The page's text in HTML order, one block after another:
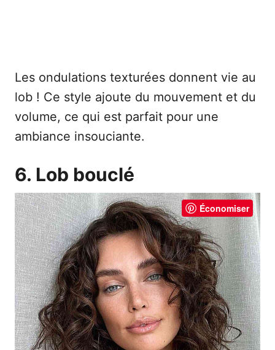
Les ondulations texturées donnent vie au
lob ! Ce style ajoute du mouvement et du
volume, ce qui est parfait pour une
ambiance insouciante.
6. Lob bouclé
Économiser